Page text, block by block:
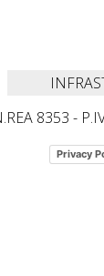
8353 -
Privacy